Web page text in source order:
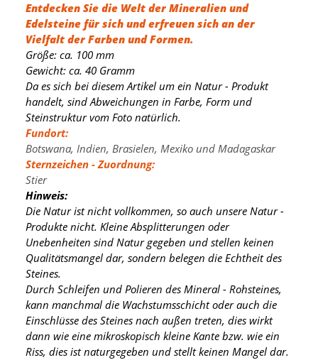
Entdecken Sie die Welt der Mineralien und
Edelsteine für sich und erfreuen sich an der
Vielfalt der Farben und Formen.
Größe: ca. 100 mm
Gewicht: ca. 40 Gramm
Da es sich bei diesem Artikel um ein Natur - Produkt
handelt, sind Abweichungen in Farbe, Form und
Steinstruktur vom Foto natürlich.
Fundort:
Botswana, Indien, Brasielen, Mexiko und Madagaskar
Sternzeichen - Zuordnung:
Stier
Hinweis:
Die Natur ist nicht vollkommen, so auch unsere Natur -
Produkte nicht. Kleine Absplitterungen oder
Unebenheiten sind Natur gegeben und stellen keinen
Qualitätsmangel dar, sondern belegen die Echtheit des
Steines.
Durch Schleifen und Polieren des Mineral - Rohsteines,
kann manchmal die Wachstumsschicht oder auch die
Einschlüsse des Steines nach außen treten, dies wirkt
dann wie eine mikroskopisch kleine Kante bzw. wie ein
Riss, dies ist naturgegeben und stellt keinen Mangel dar.